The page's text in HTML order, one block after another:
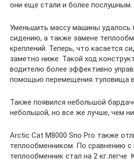
они еще стали и более послушным.
Уменьшить массу машины удалось
сидению, а также замене
креплений. Теперь, что касается
заметно ниже. Такой ход
водителю более эффективно
помощью перемещения туловища
Также появился небольшой
небольшой, но все же лучше, чем
Arctic Cat M8000 Sno Pro также
теплообменником. По сравнению с
теплообменник стал на 2 кг легче.